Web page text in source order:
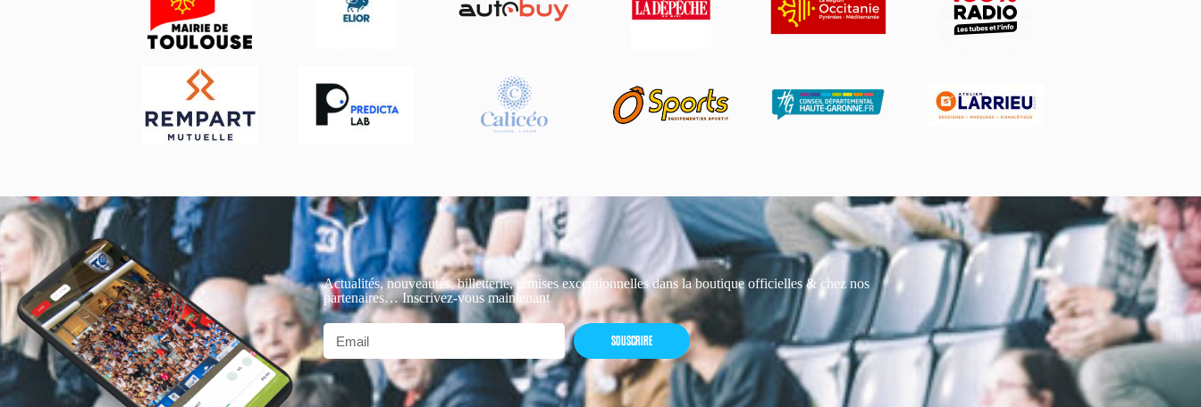
Actualités, nouveautés, billetterie, remises exceptionnelles dans la boutique officielles & chez nos
partenaires… Inscrivez-vous maintenant
SOUSCRIRE